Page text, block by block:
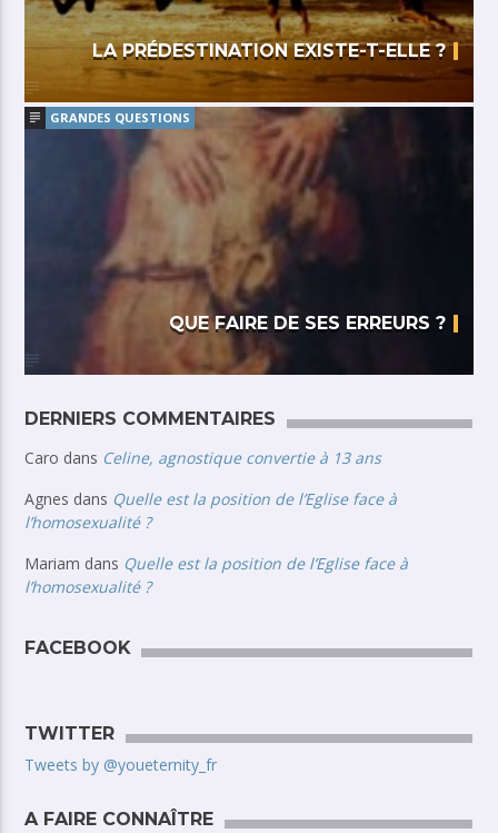
LA PRÉDESTINATION EXISTE-T-ELLE ?
GRANDES QUESTIONS
QUE FAIRE DE SES ERREURS ?
DERNIERS COMMENTAIRES
Caro dans Celine, agnostique convertie à 13 ans
Agnes dans Quelle est la position de l’Eglise face à
l’homosexualité ?
Mariam dans Quelle est la position de l’Eglise face à
l’homosexualité ?
FACEBOOK
TWITTER
Tweets by @youeternity_fr
A FAIRE CONNAÎTRE